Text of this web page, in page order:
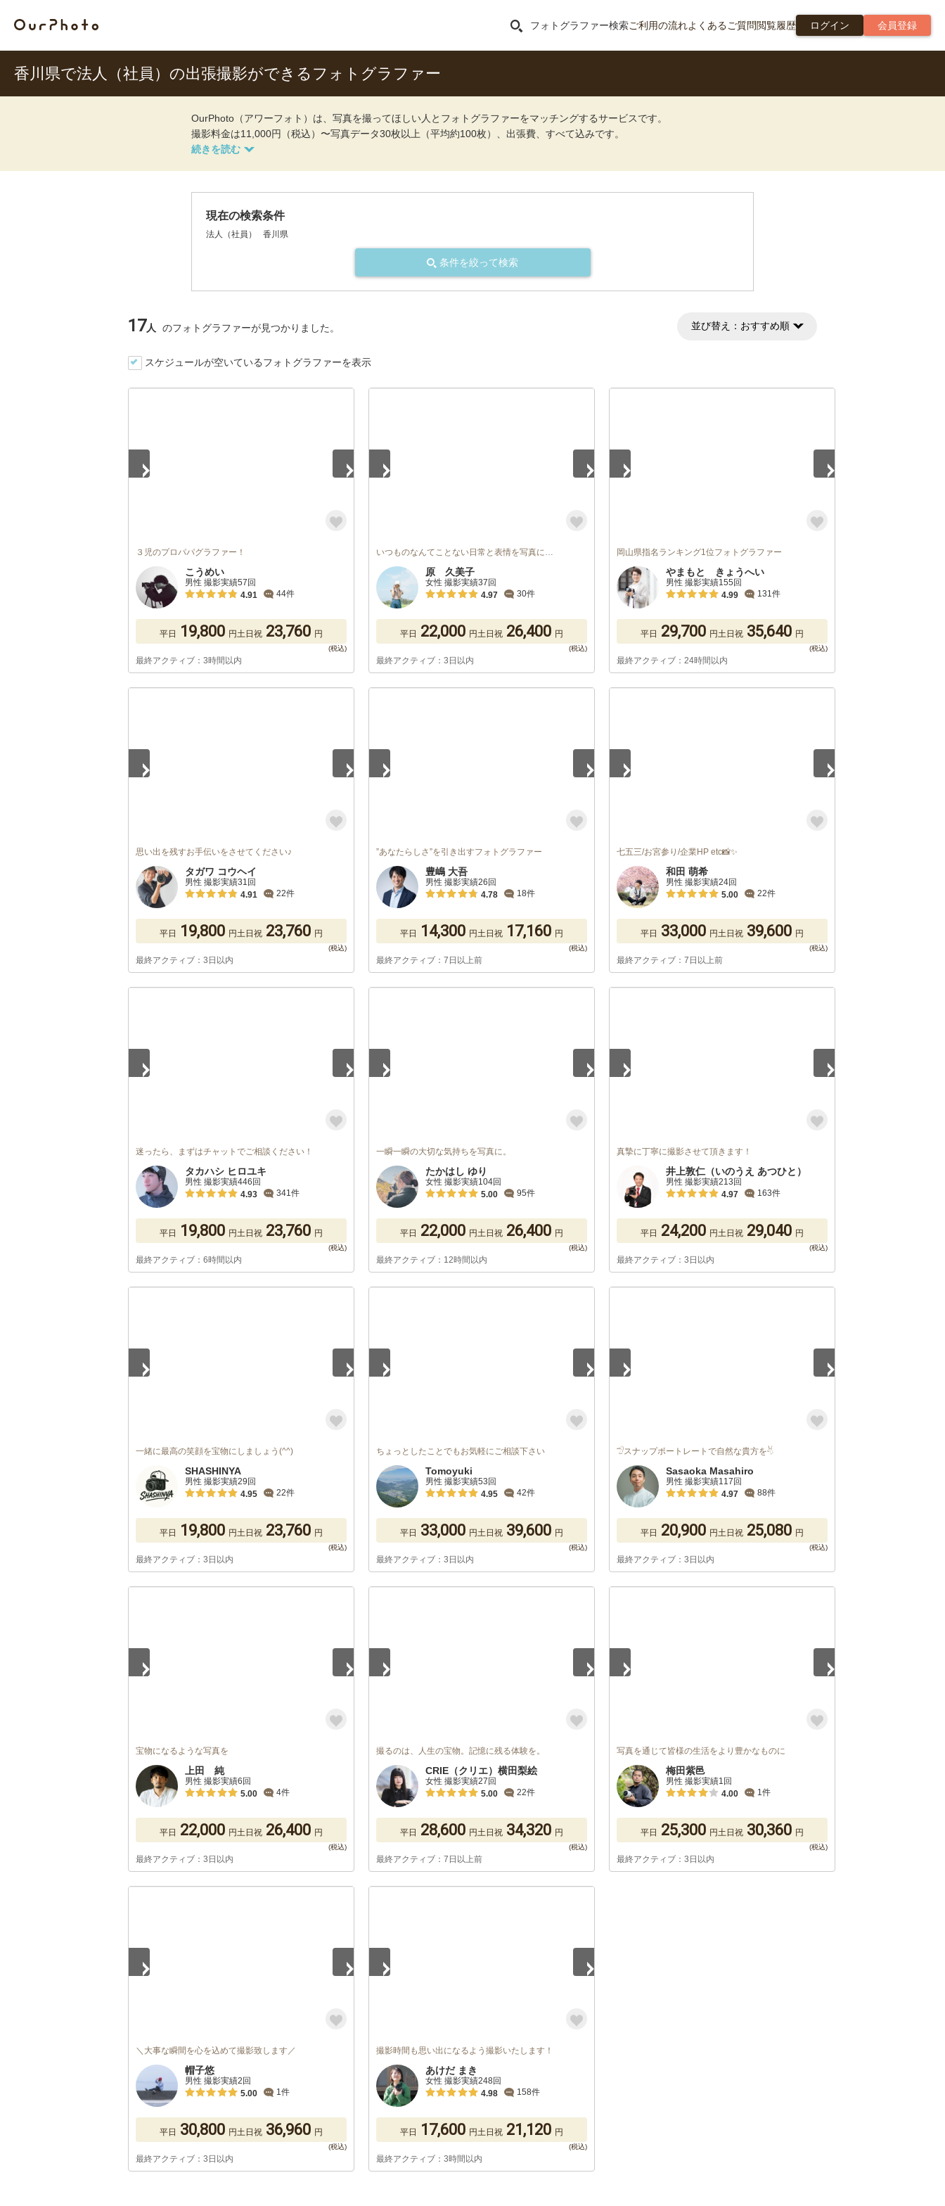
フォトグラファー検索ご利用の流れよくあるご質問閲覧履歴 ログイン 会員登録
香川県で法人（社員）の出張撮影ができるフォトグラファー
OurPhoto（アワーフォト）は、写真を撮ってほしい人とフォトグラファーをマッチングするサービスです。
撮影料金は11,000円（税込）〜写真データ30枚以上（平均約100枚）、出張費、すべて込みです。
現在の検索条件
法人（社員） 香川県
条件を絞って検索
17人 のフォトグラファーが見つかりました。 並び替え： おすすめ順
スケジュールが空いているフォトグラファーを表示
３児のプロパパグラファー！
こうめい
男性 撮影実績57回
4.91
44件
平日 19,800 円土日祝 23,760 円
最終アクティブ：3時間以内
いつものなんてことない日常と表情を写真に…
原 久美子
女性 撮影実績37回
4.97
30件
平日 22,000 円土日祝 26,400 円
最終アクティブ：3日以内
岡山県指名ランキング1位フォトグラファー
やまもと きょうへい
男性 撮影実績155回
4.99
131件
平日 29,700 円土日祝 35,640 円
最終アクティブ：24時間以内
思い出を残すお手伝いをさせてください♪
タガワ コウヘイ
男性 撮影実績31回
4.91
22件
平日 19,800 円土日祝 23,760 円
最終アクティブ：3日以内
”あなたらしさ”を引き出すフォトグラファー
豊嶋 大吾
男性 撮影実績26回
4.78
18件
平日 14,300 円土日祝 17,160 円
最終アクティブ：7日以上前
七五三/お宮参り/企業HP etc📸✨
和田 萌希
男性 撮影実績24回
5.00
22件
平日 33,000 円土日祝 39,600 円
最終アクティブ：7日以上前
迷ったら、まずはチャットでご相談ください！
タカハシ ヒロユキ
男性 撮影実績446回
4.93
341件
平日 19,800 円土日祝 23,760 円
最終アクティブ：6時間以内
一瞬一瞬の大切な気持ちを写真に。
たかはし ゆり
女性 撮影実績104回
5.00
95件
平日 22,000 円土日祝 26,400 円
最終アクティブ：12時間以内
真摯に丁寧に撮影させて頂きます！
井上敦仁（いのうえ あつひと）
男性 撮影実績213回
4.97
163件
平日 24,200 円土日祝 29,040 円
最終アクティブ：3日以内
一緒に最高の笑顔を宝物にしましょう(^^)
SHASHINYA
男性 撮影実績29回
4.95
22件
平日 19,800 円土日祝 23,760 円
最終アクティブ：3日以内
ちょっとしたことでもお気軽にご相談下さい
Tomoyuki
男性 撮影実績53回
4.95
42件
平日 33,000 円土日祝 39,600 円
最終アクティブ：3日以内
𓅿スナップポートレートで自然な貴方を𓄃
Sasaoka Masahiro
男性 撮影実績117回
4.97
88件
平日 20,900 円土日祝 25,080 円
最終アクティブ：3日以内
宝物になるような写真を
上田 純
男性 撮影実績6回
5.00
4件
平日 22,000 円土日祝 26,400 円
最終アクティブ：3日以内
撮るのは、人生の宝物。記憶に残る体験を。
CRIE（クリエ）横田梨絵
女性 撮影実績27回
5.00
22件
平日 28,600 円土日祝 34,320 円
最終アクティブ：7日以上前
写真を通じて皆様の生活をより豊かなものに
梅田紫邑
男性 撮影実績1回
4.00
1件
平日 25,300 円土日祝 30,360 円
最終アクティブ：3日以内
＼大事な瞬間を心を込めて撮影致します／
帽子悠
男性 撮影実績2回
5.00
1件
平日 30,800 円土日祝 36,960 円
最終アクティブ：3日以内
撮影時間も思い出になるよう撮影いたします！
あけだ まき
女性 撮影実績248回
4.98
158件
平日 17,600 円土日祝 21,120 円
最終アクティブ：3時間以内